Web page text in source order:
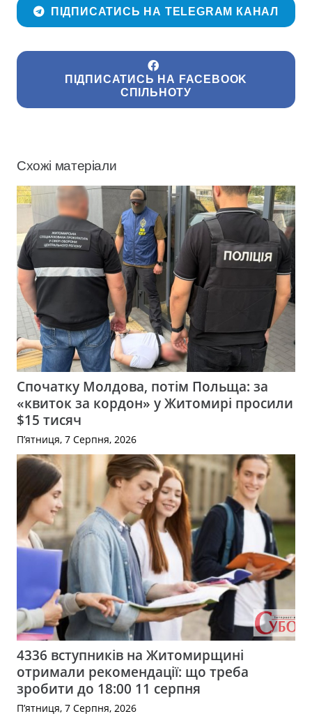
ПІДПИСАТИСЬ НА TELEGRAM КАНАЛ
ПІДПИСАТИСЬ НА FACEBOOK
СПІЛЬНОТУ
Схожі матеріали
Спочатку Молдова, потім Польща: за
«квиток за кордон» у Житомирі просили
$15 тисяч
П’ятниця, 7 Серпня, 2026
4336 вступників на Житомирщині
отримали рекомендації: що треба
зробити до 18:00 11 серпня
П’ятниця, 7 Серпня, 2026